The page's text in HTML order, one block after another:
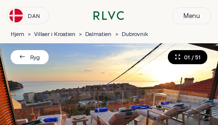
DAN Menu
Hjem > Villaer i Kroatien > Dalmatien > Dubrovnik
Ryg 01 / 51